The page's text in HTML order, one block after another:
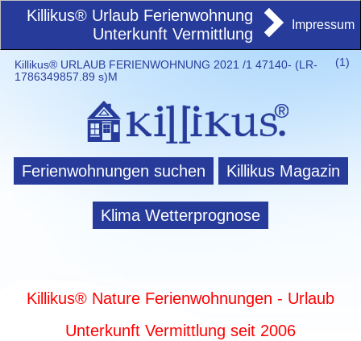
Killikus® Urlaub Ferienwohnung
Unterkunft Vermittlung
Impressum
(1)
Killikus® URLAUB FERIENWOHNUNG 2021 /1 47140- (LR-
1786349857.89 s)M
Ferienwohnungen suchen Killikus Magazin
Klima Wetterprognose
Killikus® Nature Ferienwohnungen - Urlaub
Unterkunft Vermittlung seit 2006